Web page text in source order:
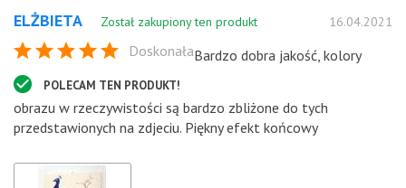
ELŻBIETA Został zakupiony ten produkt 16.04.2021
Doskonała
POLECAM TEN PRODUKT!
Bardzo dobra jakość, kolory
obrazu w rzeczywistości są bardzo zbliżone do tych
przedstawionych na zdjeciu. Piękny efekt końcowy